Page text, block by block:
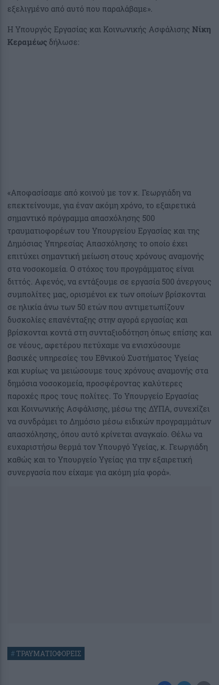
εξελιγμένο από αυτό που παραλάβαμε».
Η Υπουργός Εργασίας και Κοινωνικής Ασφάλισης Νίκη
Κεραμέως δήλωσε:
«Αποφασίσαμε από κοινού με τον κ. Γεωργιάδη να
επεκτείνουμε, για έναν ακόμη χρόνο, το εξαιρετικά
σημαντικό πρόγραμμα απασχόλησης 500
τραυματιοφορέων του Υπουργείου Εργασίας και της
Δημόσιας Υπηρεσίας Απασχόλησης το οποίο έχει
επιτύχει σημαντική μείωση στους χρόνους αναμονής
στα νοσοκομεία. Ο στόχος του προγράμματος είναι
διττός. Αφενός, να εντάξουμε σε εργασία 500 άνεργους
συμπολίτες μας, ορισμένοι εκ των οποίων βρίσκονται
σε ηλικία άνω των 50 ετών που αντιμετωπίζουν
δυσκολίες επανένταξης στην αγορά εργασίας και
βρίσκονται κοντά στη συνταξιοδότηση όπως επίσης και
σε νέους, αφετέρου πετύχαμε να ενισχύσουμε
βασικές υπηρεσίες του Εθνικού Συστήματος Υγείας
και κυρίως να μειώσουμε τους χρόνους αναμονής στα
δημόσια νοσοκομεία, προσφέροντας καλύτερες
παροχές προς τους πολίτες. Το Υπουργείο Εργασίας
και Κοινωνικής Ασφάλισης, μέσω της ΔΥΠΑ, συνεχίζει
να συνδράμει το Δημόσιο μέσω ειδικών προγραμμάτων
απασχόλησης, όπου αυτό κρίνεται αναγκαίο. Θέλω να
ευχαριστήσω θερμά τον Υπουργό Υγείας, κ. Γεωργιάδη
καθώς και το Υπουργείο Υγείας για την εξαιρετική
συνεργασία που είχαμε για ακόμη μία φορά».
# ΤΡΑΥΜΑΤΙΟΦΟΡΕΙΣ